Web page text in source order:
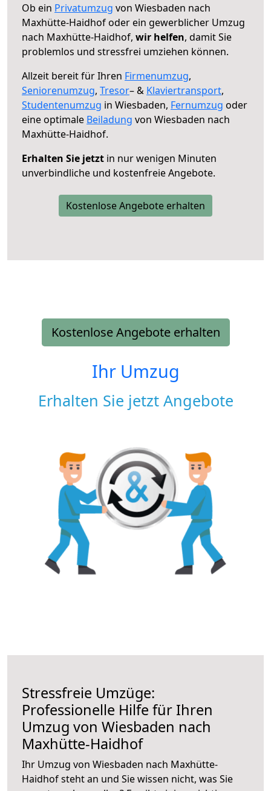
Ob ein Privatumzug von Wiesbaden nach
Maxhütte-Haidhof oder ein gewerblicher Umzug
nach Maxhütte-Haidhof, wir helfen, damit Sie
problemlos und stressfrei umziehen können.
Allzeit bereit für Ihren Firmenumzug,
Seniorenumzug, Tresor– & Klaviertransport,
Studentenumzug in Wiesbaden, Fernumzug oder
eine optimale Beiladung von Wiesbaden nach
Maxhütte-Haidhof.
Erhalten Sie jetzt in nur wenigen Minuten
unverbindliche und kostenfreie Angebote.
Kostenlose Angebote erhalten
Kostenlose Angebote erhalten
Ihr Umzug
Erhalten Sie jetzt Angebote
Stressfreie Umzüge:
Professionelle Hilfe für Ihren
Umzug von Wiesbaden nach
Maxhütte-Haidhof
Ihr Umzug von Wiesbaden nach Maxhütte-
Haidhof steht an und Sie wissen nicht, was Sie